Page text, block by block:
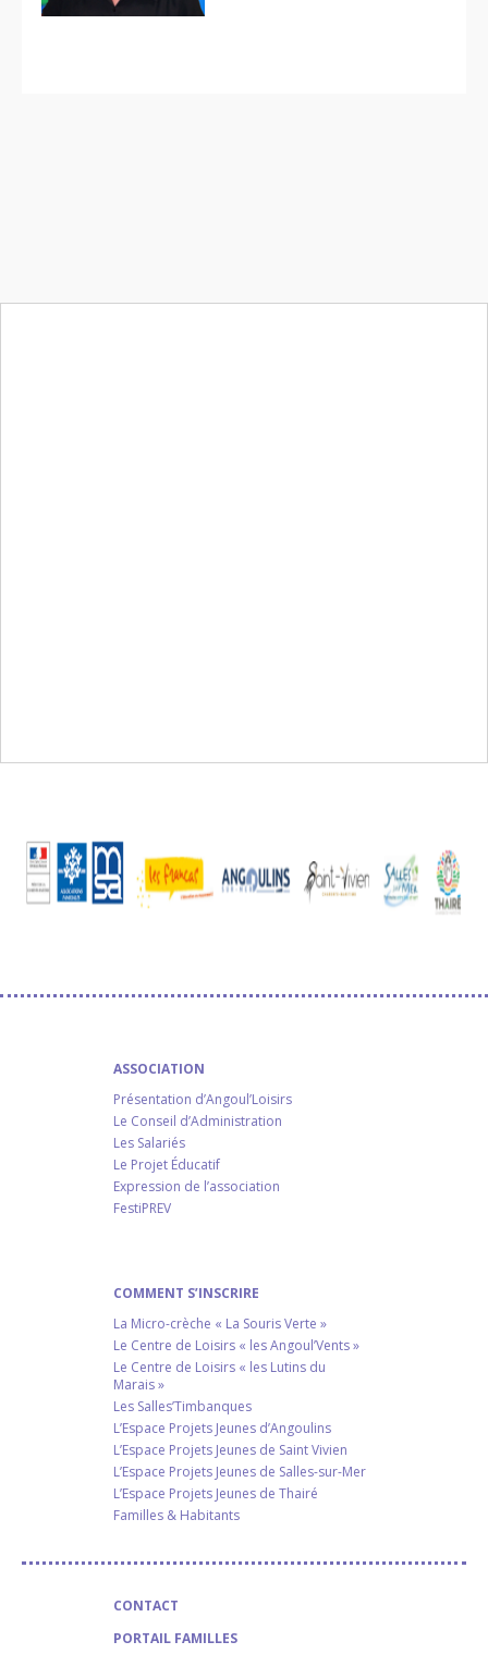
ASSOCIATION
Présentation d’Angoul’Loisirs
Le Conseil d’Administration
Les Salariés
Le Projet Éducatif
Expression de l’association
FestiPREV
COMMENT S’INSCRIRE
La Micro-crèche « La Souris Verte »
Le Centre de Loisirs « les Angoul’Vents »
Le Centre de Loisirs « les Lutins du
Marais »
Les Salles’Timbanques
L’Espace Projets Jeunes d’Angoulins
L’Espace Projets Jeunes de Saint Vivien
L’Espace Projets Jeunes de Salles-sur-Mer
L’Espace Projets Jeunes de Thairé
Familles & Habitants
CONTACT
PORTAIL FAMILLES